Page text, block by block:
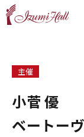
主催
小菅 優
ベートー